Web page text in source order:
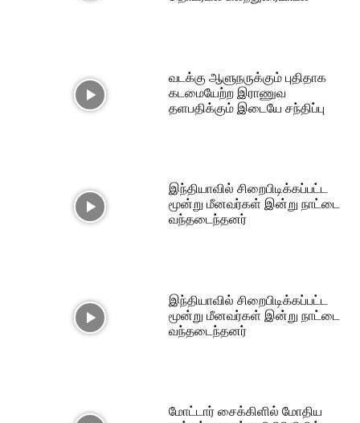
வடக்கு ஆளுநருக்கும் புதிதாக
கடமையேற்ற இராணுவ
தளபதிக்கும் இடையே சந்திப்பு
இந்தியாவில் சிறைபிடிக்கப்பட்ட
மூன்று மீனவர்கள் இன்று நாட்டை
வந்தடைந்தனர்
இந்தியாவில் சிறைபிடிக்கப்பட்ட
மூன்று மீனவர்கள் இன்று நாட்டை
வந்தடைந்தனர்
மோட்டார் சைக்கிளில் மோதிய